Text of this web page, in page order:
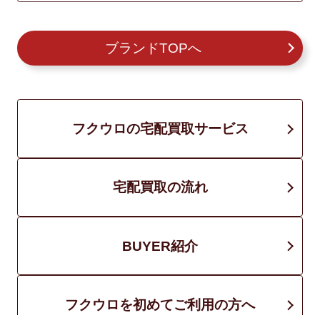
ブランドTOPへ
フクウロの宅配買取サービス
宅配買取の流れ
BUYER紹介
フクウロを初めてご利用の方へ